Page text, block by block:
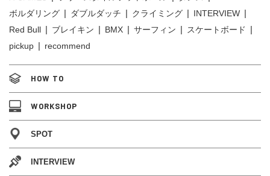
ボルダリング
ダブルダッチ クライミング
INTERVIEW
Red Bull
ブレイキン BMX サーフィン
スケートボード
pickup
recommend
HOW TO
WORKSHOP
SPOT
INTERVIEW